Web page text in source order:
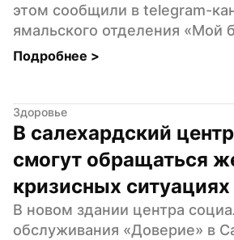
этом сообщили в telegram-
ямальского отделения «Мой
Подробнее >
Здоровье
В салехардский
смогут обращаться
кризисных ситуациях
В новом здании центра
обслуживания «Доверие» в